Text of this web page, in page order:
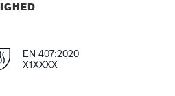
EN 407:2020
X1XXXX